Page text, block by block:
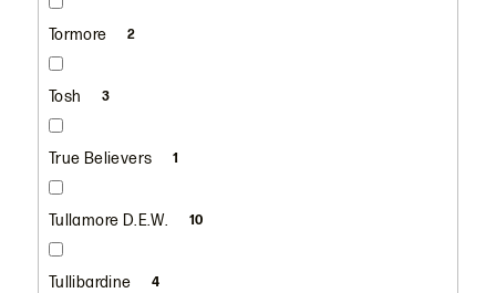
Tormore 2
Tosh 3
True Believers 1
Tullamore D.E.W. 10
Tullibardine 4